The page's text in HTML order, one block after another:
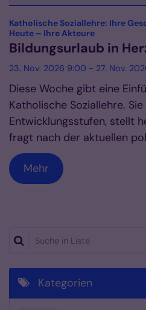
Datum: 23. November 2026
Katholische Soziallehre: Ihre
Heute – Ihre Akteure:
Bildungsurlaub in
23. Nov. 2026 9:00 - 27. Nov.
Diese Woche gibt eine
Katholische Soziallehre.
Entwicklungsstufen, stellt
fragt nach der aktuellen
Mehr
Suche in Liste
Kategorien